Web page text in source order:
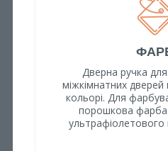
Дверна ручка
міжкімнатних
кольорі. Для
порошкова фарба